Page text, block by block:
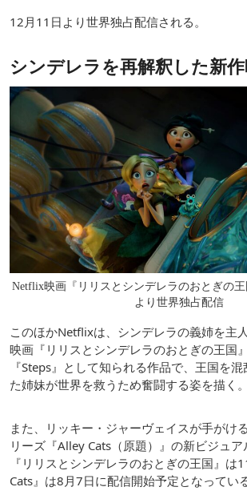
12月11日より世界独占配信される。
シンデレラを再解釈した新
Netflix映画『リリスとシンデレラのおとぎの王
より世界独占配信
このほかNetflixは、シンデレラの義姉を主
映画『リリスとシンデレラのおとぎの王国
『Steps』として知られる作品で、王国を
た姉妹が世界を救うため奮闘する姿を描く。
また、リッキー・ジャーヴェイスが手がけ
リーズ『Alley Cats（原題）』の新ビジュア
『リリスとシンデレラのおとぎの王国』は
Cats』は8月7日に配信開始予定となっている